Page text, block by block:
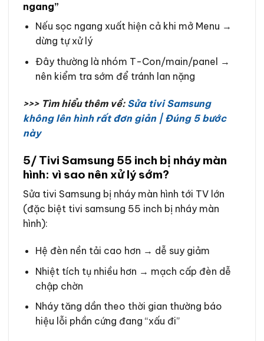
ngang”
Nếu sọc ngang xuất hiện cả khi mở Menu →
dừng tự xử lý
Đây thường là nhóm T-Con/main/panel →
nên kiểm tra sớm để tránh lan nặng
>>> Tìm hiểu thêm về: Sửa tivi Samsung
không lên hình rất đơn giản | Đúng 5 bước
này
5/ Tivi Samsung 55 inch bị nháy màn
hình: vì sao nên xử lý sớm?
Sửa tivi Samsung bị nháy màn hình tới TV lớn
(đặc biệt tivi samsung 55 inch bị nháy màn
hình):
Hệ đèn nền tải cao hơn → dễ suy giảm
Nhiệt tích tụ nhiều hơn → mạch cấp đèn dễ
chập chờn
Nháy tăng dần theo thời gian thường báo
hiệu lỗi phần cứng đang “xấu đi”